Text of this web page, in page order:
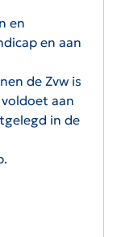
en
en aan
de Zvw is
aan
in de